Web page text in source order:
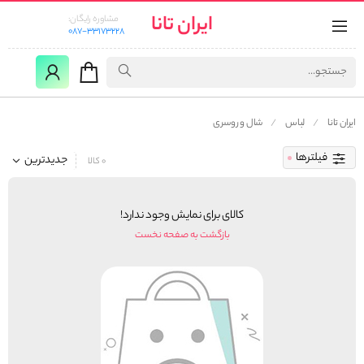
ایران تانا
مشاوره رایگان:
087-33173228
ایران تانا لباس شال و روسری
فیلترها جدیدترین 0 کالا
کالای برای نمایش وجود ندارد!
بازگشت به صفحه نخست